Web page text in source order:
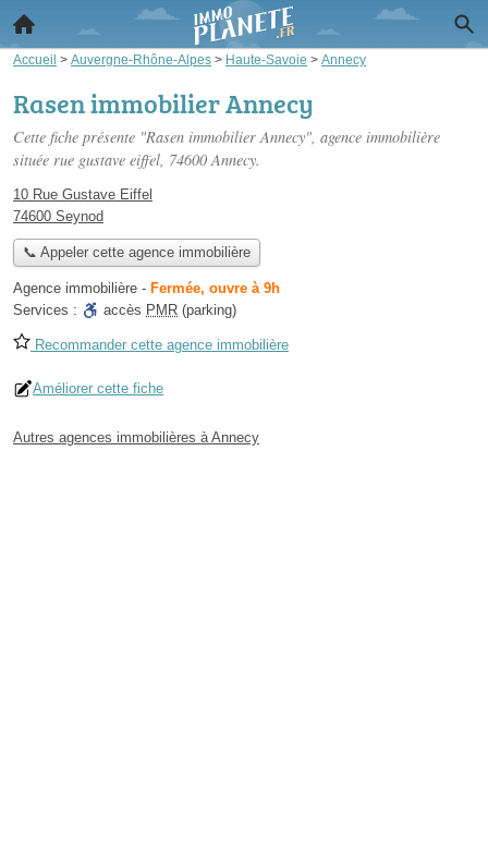
Accueil > Auvergne-Rhône-Alpes > Haute-Savoie > Annecy
Rasen immobilier Annecy
Cette fiche présente "Rasen immobilier Annecy", agence immobilière
située rue gustave eiffel, 74600 Annecy.
10 Rue Gustave Eiffel
74600 Seynod
📞 Appeler cette agence immobilière
Agence immobilière - Fermée, ouvre à 9h
Services :
accès PMR (parking)
Recommander cette agence immobilière
Améliorer cette fiche
Autres agences immobilières à Annecy